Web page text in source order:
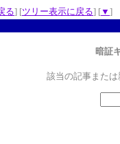
る] [ツリー表示に戻る] [▼ ]
暗証
該当の記事また